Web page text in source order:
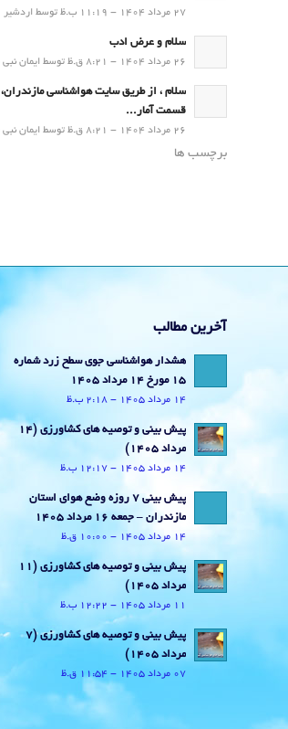
27 مرداد 1404 - 11:19 ب.ظ توسط اردشیر
سلام و عرض ادب
26 مرداد 1404 - 8:21 ق.ظ توسط ایمان نبی پور
سلام ، از طریق سایت هواشناسی مازندران،
قسمت آمار...
26 مرداد 1404 - 8:21 ق.ظ توسط ایمان نبی پور
برچسب ها
آخرین مطالب
هشدار هواشناسی جوی سطح زرد شماره
15 مورخ 14 مرداد 1405
14 مرداد 1405 - 2:18 ب.ظ
پیش بینی و توصیه های کشاورزی (14
مرداد ۱۴۰۵)
14 مرداد 1405 - 12:17 ب.ظ
پیش بینی 7 روزه وضع هوای استان
مازندران – جمعه 16 مرداد 1405
14 مرداد 1405 - 10:00 ق.ظ
پیش بینی و توصیه های کشاورزی (11
مرداد ۱۴۰۵)
11 مرداد 1405 - 12:22 ب.ظ
پیش بینی و توصیه های کشاورزی (7
مرداد ۱۴۰۵)
07 مرداد 1405 - 11:54 ق.ظ